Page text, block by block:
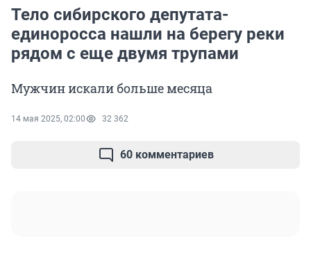
Тело сибирского депутата-
единоросса нашли на берегу реки
рядом с еще двумя трупами
Мужчин искали больше месяца
14 мая 2025, 02:00 32 362
60 комментариев